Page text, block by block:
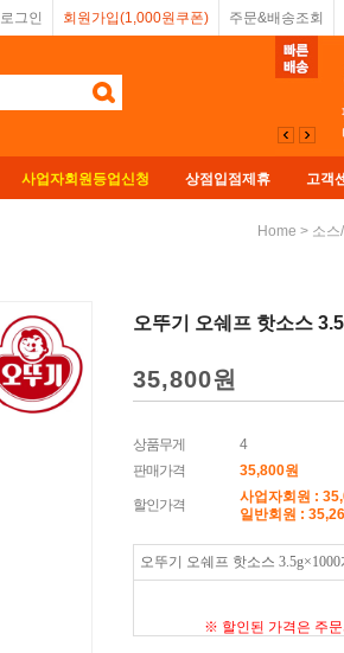
로그인 회원가입(1,000원쿠폰) 주문&배송조회
사업자회원등업신청 상점입점제휴 고객
Home > 소스
오뚜기 오쉐프 핫소스
35,800원
상품무게
4
판매가격
35,800원
할인가격
사업자회원 :
일반회원 :
오뚜기 오쉐프 핫소스 3.5g×1000
※ 할인된 가격은 주